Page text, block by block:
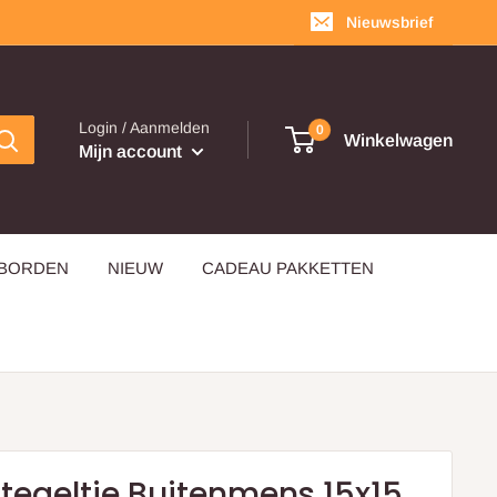
Nieuwsbrief
Login / Aanmelden
Mijn account
0
Winkelwagen
NIEUW CADEAU PAKKETTEN